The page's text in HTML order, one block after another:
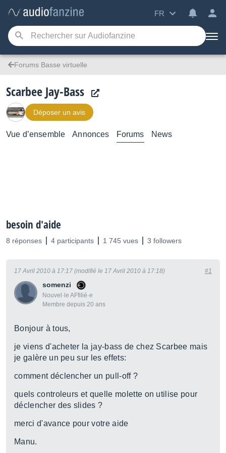
FR
Forums Basse virtuelle
Scarbee Jay-Bass
Déposer un avis
Vue d’ensemble Annonces Forums News
besoin d'aide
8 réponses 4 participants 1 745 vues 3 followers
somenzi
Nouvel·le AFfilié·e
Membre depuis 20 ans
17 Avril 2010 à 17:17 (modifié le 17 Avril 2010 à 17:18) #1
Bonjour à tous,
je viens d'acheter la jay-bass de chez Scarbee mais
je galère un peu sur les effets:
comment déclencher un pull-off ?
quels controleurs et quelle molette on utilise pour
déclencher des slides ?
merci d'avance pour votre aide
Manu.